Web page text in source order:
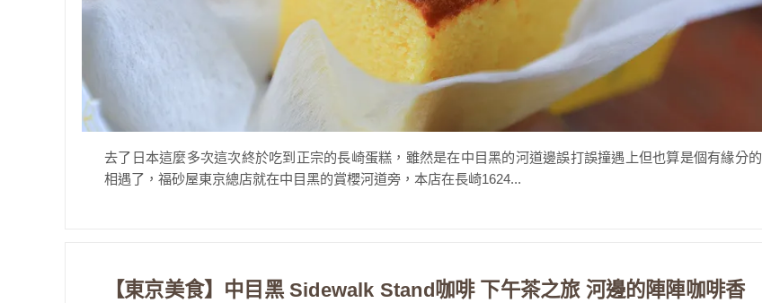
去了日本這麼多次這次終於吃到正宗的長崎蛋糕，雖然是在中目黑的河道邊誤打誤撞遇上但也算是個有緣分的
相遇了，福砂屋東京總店就在中目黑的賞櫻河道旁，本店在長崎1624...
【東京美食】中目黑 Sidewalk Stand咖啡 下午茶之旅 河邊的陣陣咖啡香